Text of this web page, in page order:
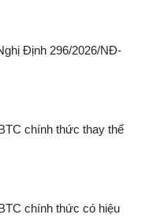
Định 296/2026/NĐ-
chính thức thay thế
chính thức có hiệu